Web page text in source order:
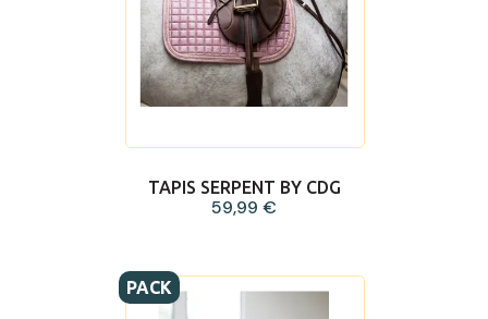
TAPIS SERPENT BY CDG
59,99 €
PACK